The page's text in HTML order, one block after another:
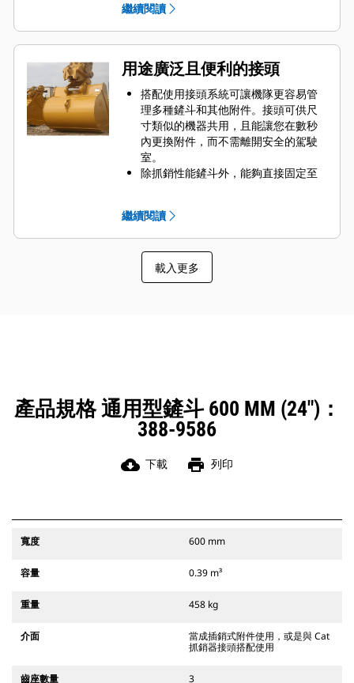
接觸的鏟斗高磨損區。
搭配使用 Cat Advansys 掘地工
具，便可在嚴苛的應用領域中達到更
高的生產率，且更容易穿透物料堆，
同時還能加速循環時間。
Advansys 無錘式掘地工具系統能夠以
前所未有的速度來安裝及拆除齒尖。
CapSure 固定技術讓您只需使用基本
的手持工具，就能確保齒尖與齒座穩
固牢靠。
為鏟斗和各種應用選擇合適的掘地工
求。
繼續閱讀
用途廣泛且便利的接頭
搭配使用接頭系統可讓機隊更容易管
理多種鏟斗和其他附件。接頭可供尺
寸類似的機器共用，且能讓您在數秒
內更換附件，而不需離開安全的駕駛
室。
除抓銷性能鏟斗外，能夠直接固定至
的內嵌插銷，因此搭配使用 Cat 抓銷
接頭能加速鏟斗的循環時間。
Cat 抓銷接頭還能讓駕駛員反向拾起鏟
斗，輕鬆清理和整平角落。
接頭的輔助插銷始終處於駕駛員視線
用固定式快速接頭鉸鏈。CW 專用接頭
具備楔形鎖系統，可讓附件牢牢固
定。
掘機使用。
繼續閱讀
載入更多
產品規格 通用型鏟斗 600 MM (24")：
388-9586
cloud_download 下載 print 列印
寬度 600 mm
容量 0.39 m³
重量 458 kg
介面
當成插銷式附件使用，或是與 Cat
抓銷器接頭搭配使用
齒座數量 3